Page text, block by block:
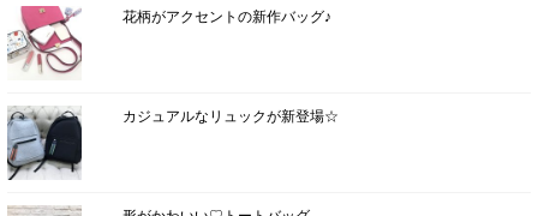
花柄がアクセントの新作バッグ♪
カジュアルなリュックが新登場☆